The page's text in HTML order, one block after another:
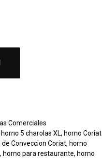
Comerciales
horno 5 charolas XL, horno Coriat
de Conveccion Coriat, horno
, horno para restaurante, horno